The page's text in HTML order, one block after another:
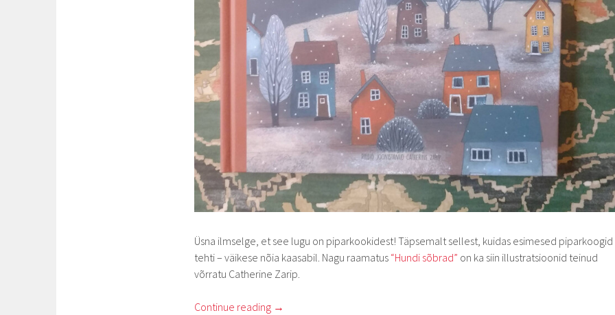
Üsna ilmselge, et see lugu on piparkookidest! Täpsemalt sellest, kuidas esimesed piparkoogid
tehti – väikese nõia kaasabil. Nagu raamatus “Hundi sõbrad” on ka siin illustratsioonid teinud
võrratu Catherine Zarip.
Continue reading →